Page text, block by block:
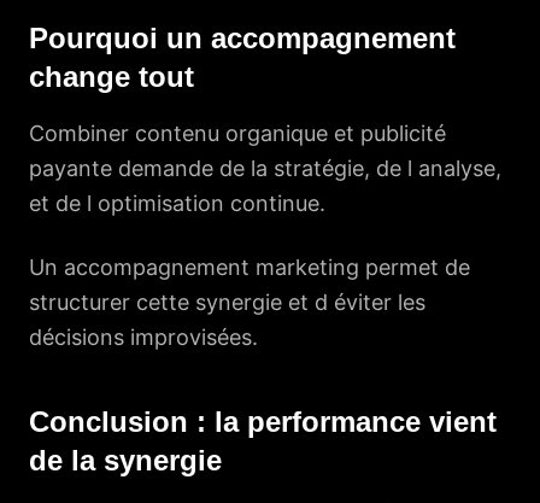
Pourquoi un accompagnement
change tout
Combiner contenu organique et publicité
payante demande de la stratégie, de l analyse,
et de l optimisation continue.
Un accompagnement marketing permet de
structurer cette synergie et d éviter les
décisions improvisées.
Conclusion : la performance vient
de la synergie